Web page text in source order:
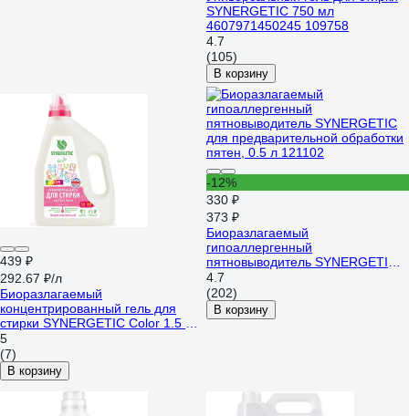
SYNERGETIC 750 мл
4607971450245 109758
4.7
(105)
В корзину
439 ₽
292.67 ₽/л
Биоразлагаемый
концентрированный гель для
стирки SYNERGETIC Color 1.5 л
109805
5
(7)
В корзину
-12%
330 ₽
373 ₽
Биоразлагаемый
гипоаллергенный
пятновыводитель SYNERGETIC
для предварительной обработки
пятен, 0.5 л 121102
4.7
(202)
В корзину